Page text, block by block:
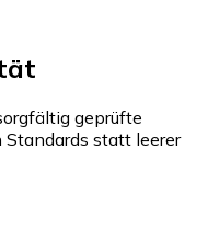
geprüfte
statt leerer